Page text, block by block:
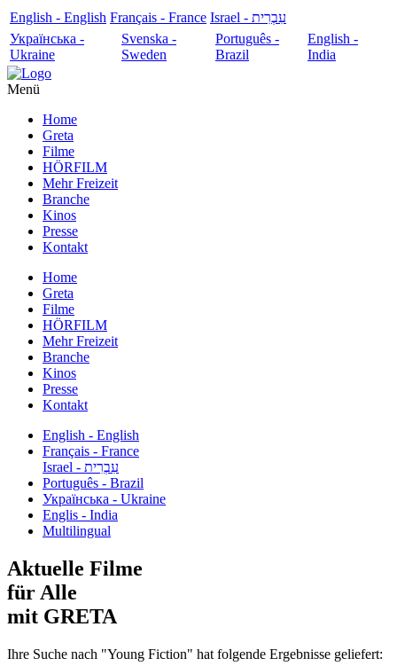
English - English Français - France
עִבְרִית - Israel
Українська -
Ukraine
Svenska -
Sweden
Português -
Brazil
English -
India
Menü
Home
Greta
Filme
HÖRFILM
Mehr Freizeit
Branche
Kinos
Presse
Kontakt
Home
Greta
Filme
HÖRFILM
Mehr Freizeit
Branche
Kinos
Presse
Kontakt
English - English
Français - France
עִבְרִית - Israel
Português - Brazil
Українська - Ukraine
Englis - India
Multilingual
Aktuelle Filme
für Alle
mit GRETA
Ihre Suche nach "Young Fiction" hat folgende Ergebnisse geliefert: